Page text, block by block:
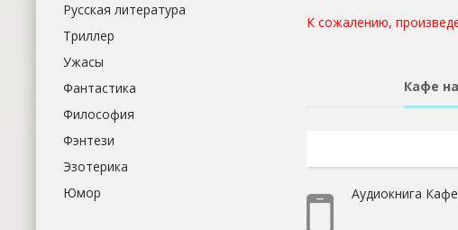
К сожалению,
Кафе
Аудиокнига
Русская литература
Триллер
Ужасы
Фантастика
Философия
Фэнтези
Эзотерика
Юмор